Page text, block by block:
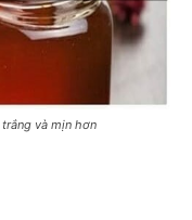
và mịn hơn